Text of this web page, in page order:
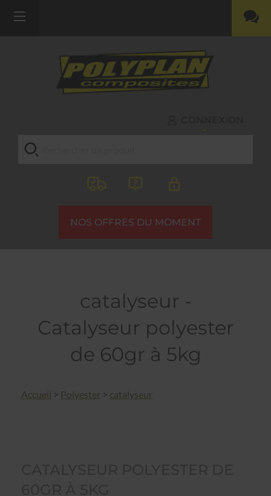
NOS OFFRES DU MOMENT
catalyseur -
Catalyseur polyester
de 60gr à 5kg
Accueil > Polyester > catalyseur